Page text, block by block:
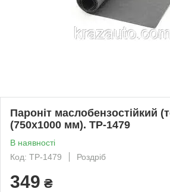
Пароніт маслобензостійкий
(750х1000 мм). TP-1479
В наявності
Код: TP-1479
Роздріб
349 ₴